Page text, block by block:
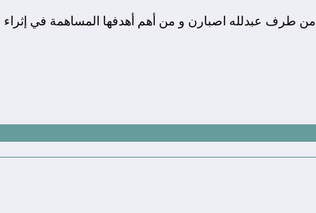
مدونة تقنية يوجد مقرها في المغرب, و قد تم تأسيسها في سنة 2010 من طرف عبدلله اصبارن